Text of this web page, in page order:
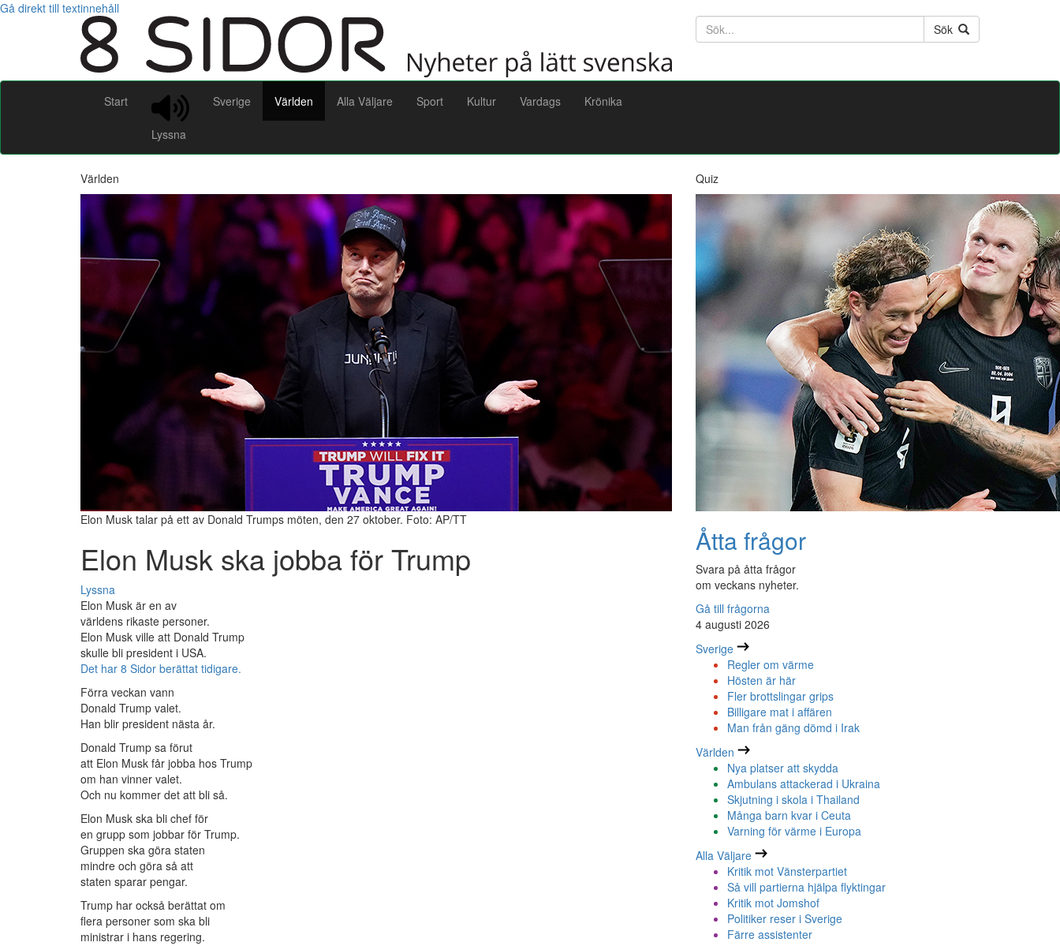
Gå direkt till textinnehåll
Söktext
Sök
Start
Lyssna
Sverige Världen Alla Väljare Sport Kultur Vardags Krönika
Världen
Elon Musk talar på ett av Donald Trumps möten, den 27 oktober. Foto: AP/TT
Elon Musk ska jobba för Trump
Lyssna
Elon Musk är en av
världens rikaste personer.
Elon Musk ville att Donald Trump
skulle bli president i USA.
Det har 8 Sidor berättat tidigare.
Förra veckan vann
Donald Trump valet.
Han blir president nästa år.
Donald Trump sa förut
att Elon Musk får jobba hos Trump
om han vinner valet.
Och nu kommer det att bli så.
Elon Musk ska bli chef för
en grupp som jobbar för Trump.
Gruppen ska göra staten
mindre och göra så att
staten sparar pengar.
Trump har också berättat om
flera personer som ska bli
ministrar i hans regering.
Quiz
Åtta frågor
Svara på åtta frågor
om veckans nyheter.
Gå till frågorna
4 augusti 2026
Sverige
Regler om värme
Hösten är här
Fler brottslingar grips
Billigare mat i affären
Man från gäng dömd i Irak
Världen
Nya platser att skydda
Ambulans attackerad i Ukraina
Skjutning i skola i Thailand
Många barn kvar i Ceuta
Varning för värme i Europa
Alla Väljare
Kritik mot Vänsterpartiet
Så vill partierna hjälpa flyktingar
Kritik mot Jomshof
Politiker reser i Sverige
Färre assistenter